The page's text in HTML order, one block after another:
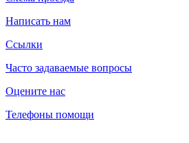
Написать нам
Ссылки
Часто задаваемые вопросы
Оцените нас
Телефоны помощи